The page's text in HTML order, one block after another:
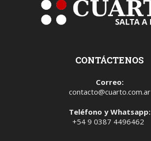
CONTÁCTENOS
Correo:
contacto@cuarto.com.ar
Teléfono y Whatsapp:
+54 9 0387 4496462